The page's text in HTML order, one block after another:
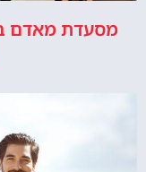
מסעדת מאדם